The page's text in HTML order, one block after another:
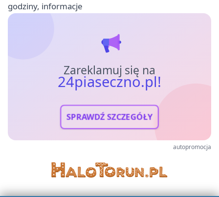
godziny, informacje
Zareklamuj się na
24piaseczno.pl!
SPRAWDŹ SZCZEGÓŁY
autopromocja